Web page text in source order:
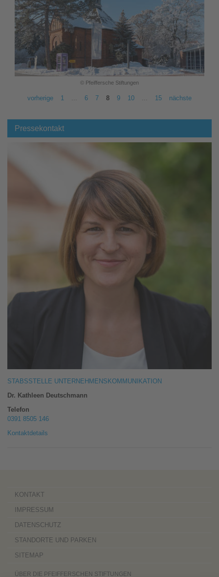
© Pfeiffersche Stiftungen
vorherige 1 6 7 8 9 10 15 nächste
Pressekontakt
STABSSTELLE UNTERNEHMENSKOMMUNIKATION
Dr. Kathleen Deutschmann
Telefon
0391 8505 146
Kontaktdetails
KONTAKT
IMPRESSUM
DATENSCHUTZ
STANDORTE UND PARKEN
SITEMAP
ÜBER DIE PFEIFFERSCHEN STIFTUNGEN